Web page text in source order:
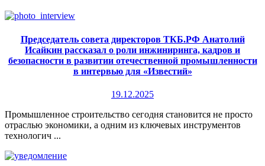
Председатель совета директоров ТКБ.РФ Анатолий
Исайкин рассказал о роли инжиниринга, кадров и
безопасности в развитии отечественной промышленности
в интервью для «Известий»
19.12.2025
Промышленное строительство сегодня становится не просто
отраслью экономики, а одним из ключевых инструментов
технологич ...